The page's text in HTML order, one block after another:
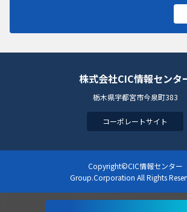
株式会社CIC情報センタ
栃木県宇都宮市今泉町383
コーポレートサイト
Copyright©CIC情報センター
Group.Corporation All Rights